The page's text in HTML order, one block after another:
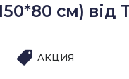
см) від
АКЦИЯ